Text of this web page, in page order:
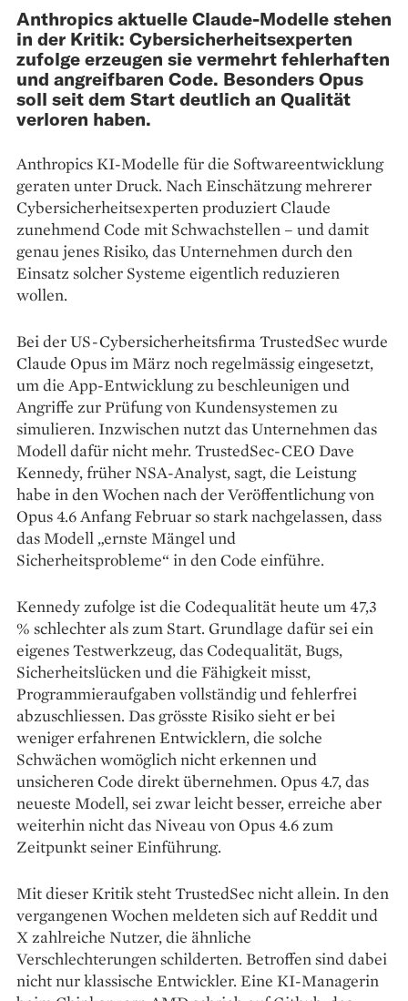
Anthropics aktuelle Claude-Modelle stehen
in der Kritik: Cybersicherheitsexperten
zufolge erzeugen sie vermehrt fehlerhaften
und angreifbaren Code. Besonders Opus
soll seit dem Start deutlich an Qualität
verloren haben.
Anthropics KI-Modelle für die Softwareentwicklung
geraten unter Druck. Nach Einschätzung mehrerer
Cybersicherheitsexperten produziert Claude
zunehmend Code mit Schwachstellen – und damit
genau jenes Risiko, das Unternehmen durch den
Einsatz solcher Systeme eigentlich reduzieren
wollen.
Bei der US-Cybersicherheitsfirma TrustedSec wurde
Claude Opus im März noch regelmässig eingesetzt,
um die App-Entwicklung zu beschleunigen und
Angriffe zur Prüfung von Kundensystemen zu
simulieren. Inzwischen nutzt das Unternehmen das
Modell dafür nicht mehr. TrustedSec-CEO Dave
Kennedy, früher NSA-Analyst, sagt, die Leistung
habe in den Wochen nach der Veröffentlichung von
Opus 4.6 Anfang Februar so stark nachgelassen, dass
das Modell „ernste Mängel und
Sicherheitsprobleme“ in den Code einführe.
Kennedy zufolge ist die Codequalität heute um 47,3
% schlechter als zum Start. Grundlage dafür sei ein
eigenes Testwerkzeug, das Codequalität, Bugs,
Sicherheitslücken und die Fähigkeit misst,
Programmieraufgaben vollständig und fehlerfrei
abzuschliessen. Das grösste Risiko sieht er bei
weniger erfahrenen Entwicklern, die solche
Schwächen womöglich nicht erkennen und
unsicheren Code direkt übernehmen. Opus 4.7, das
neueste Modell, sei zwar leicht besser, erreiche aber
weiterhin nicht das Niveau von Opus 4.6 zum
Zeitpunkt seiner Einführung.
Mit dieser Kritik steht TrustedSec nicht allein. In den
vergangenen Wochen meldeten sich auf Reddit und
X zahlreiche Nutzer, die ähnliche
Verschlechterungen schilderten. Betroffen sind dabei
nicht nur klassische Entwickler. Eine KI-Managerin